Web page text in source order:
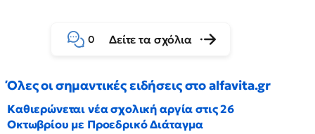
0 Δείτε τα σχόλια
Όλες οι σημαντικές ειδήσεις στο alfavita.gr
Καθιερώνεται νέα σχολική αργία στις 26
Οκτωβρίου με Προεδρικό Διάταγμα